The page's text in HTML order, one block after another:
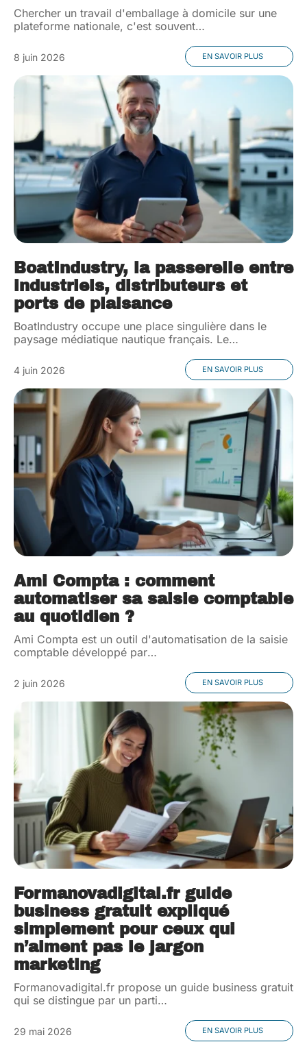
Chercher un travail d'emballage à domicile sur une
plateforme nationale, c'est souvent…
8 juin 2026 EN SAVOIR PLUS
BoatIndustry, la passerelle entre
industriels, distributeurs et
ports de plaisance
BoatIndustry occupe une place singulière dans le
paysage médiatique nautique français. Le…
4 juin 2026 EN SAVOIR PLUS
Ami Compta : comment
automatiser sa saisie comptable
au quotidien ?
Ami Compta est un outil d'automatisation de la saisie
comptable développé par…
2 juin 2026 EN SAVOIR PLUS
Formanovadigital.fr guide
business gratuit expliqué
simplement pour ceux qui
n’aiment pas le jargon
marketing
Formanovadigital.fr propose un guide business gratuit
qui se distingue par un parti…
29 mai 2026 EN SAVOIR PLUS